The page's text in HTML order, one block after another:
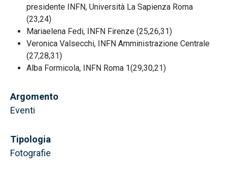
presidente INFN, Università La Sapienza Roma
(23,24)
Mariaelena Fedi, INFN Firenze (25,26,31)
Veronica Valsecchi, INFN Amministrazione Centrale
(27,28,31)
Alba Formicola, INFN Roma 1(29,30,21)
Argomento
Eventi
Tipologia
Fotografie